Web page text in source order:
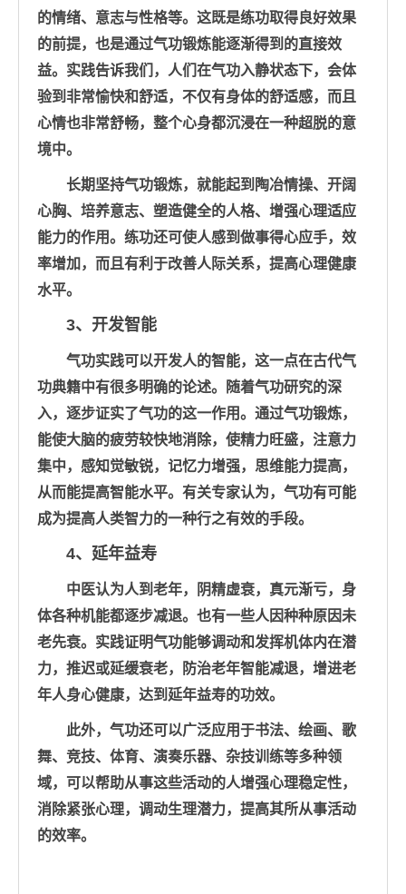
的情绪、意志与性格等。这既是练功取得良好效果
的前提，也是通过气功锻炼能逐渐得到的直接效
益。实践告诉我们，人们在气功入静状态下，会体
验到非常愉快和舒适，不仅有身体的舒适感，而且
心情也非常舒畅，整个心身都沉浸在一种超脱的意
境中。
长期坚持气功锻炼，就能起到陶冶情操、开阔
心胸、培养意志、塑造健全的人格、增强心理适应
能力的作用。练功还可使人感到做事得心应手，效
率增加，而且有利于改善人际关系，提高心理健康
水平。
3、开发智能
气功实践可以开发人的智能，这一点在古代气
功典籍中有很多明确的论述。随着气功研究的深
入，逐步证实了气功的这一作用。通过气功锻炼，
能使大脑的疲劳较快地消除，使精力旺盛，注意力
集中，感知觉敏锐，记忆力增强，思维能力提高，
从而能提高智能水平。有关专家认为，气功有可能
成为提高人类智力的一种行之有效的手段。
4、延年益寿
中医认为人到老年，阴精虚衰，真元渐亏，身
体各种机能都逐步减退。也有一些人因种种原因未
老先衰。实践证明气功能够调动和发挥机体内在潜
力，推迟或延缓衰老，防治老年智能减退，增进老
年人身心健康，达到延年益寿的功效。
此外，气功还可以广泛应用于书法、绘画、歌
舞、竞技、体育、演奏乐器、杂技训练等多种领
域，可以帮助从事这些活动的人增强心理稳定性，
消除紧张心理，调动生理潜力，提高其所从事活动
的效率。